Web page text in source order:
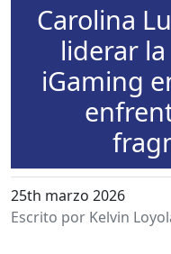
Carolina
liderar
iGaming
25th marzo 2026
Escrito por Kelvin